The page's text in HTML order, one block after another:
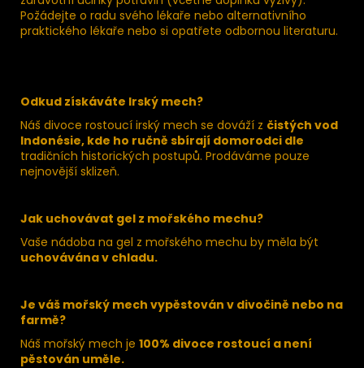
Požádejte o radu svého lékaře nebo alternativního
praktického lékaře nebo si opatřete odbornou literaturu.
Odkud získáváte Irský mech?
Náš divoce rostoucí irský mech se dováží z čistých vod
Indonésie, kde ho ručně sbírají domorodci dle
tradičních historických postupů. Prodáváme pouze
nejnovější sklizeň.
Jak uchovávat gel z mořského mechu?
Vaše nádoba na gel z mořského mechu by měla být
uchovávána v chladu.
Je váš mořský mech vypěstován v divočině nebo na
farmě?
Náš mořský mech je 100% divoce rostoucí a není
pěstován uměle.